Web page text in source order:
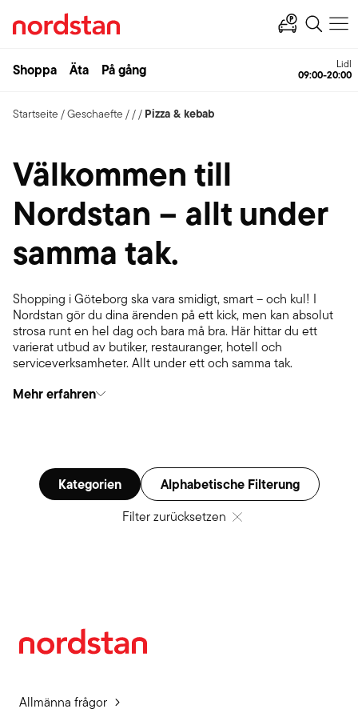
Shoppa Äta På gång Lidl
09:00-20:00
Startseite /Geschaefte /// Pizza & kebab
Välkommen till
Nordstan – allt under
samma tak.
Shopping i Göteborg ska vara smidigt, smart – och kul! I
Nordstan gör du dina ärenden på ett kick, men kan absolut
strosa runt en hel dag och bara må bra. Här hittar du ett
varierat utbud av butiker, restauranger, hotell och
serviceverksamheter. Allt under ett och samma tak.
Mehr erfahren
Kategorien Alphabetische Filterung
Filter zurücksetzen
Allmänna frågor